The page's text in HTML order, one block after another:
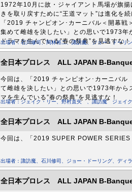
1972年10月に故・ジャイアント馬場が旗
きを取り戻すために“王道マット”は進化を
「2019 チャンピオン･カーニバル＜開幕
集めて雌雄を決したい」との思いで1973年
ドラマを生んでいる”春の祭典”を見逃すな！
出場者：石川修司、岡林裕二、諏訪魔、ジョー・ドー
全日本プロレス ALL JAPAN B-
今回は、「2019 チャンピオン･カーニバ
て雌雄を決したい」との思いで1973年から
マを生んでいる”春の祭典”を見逃すな！
出場者：ジェイク・リー、野村直矢 、諏訪魔 ジェイ
全日本プロレス ALL JAPAN B-
今回は、「2019 SUPER POWER
出場者：諏訪魔、石川修司、ジョー・ドーリング、デ
全日本プロレス ALL JAPAN B-